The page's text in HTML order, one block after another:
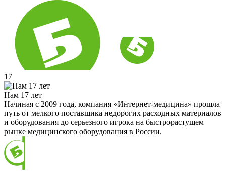
17
Нам 17 лет
Начиная с 2009 года, компания «Интернет-медицина» прошла
путь от мелкого поставщика недорогих расходных материалов
и оборудования до серьезного игрока на быстрорастущем
рынке медицинского оборудования в России.